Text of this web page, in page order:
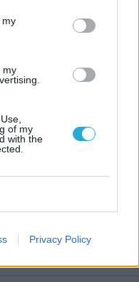
my
my
of my
with the
Privacy Policy
kamerás botrány
perlik a The Pokémon
t